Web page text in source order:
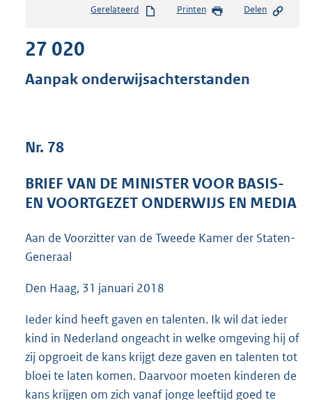
s
s
e
:
4
Gerelateerd Printen Delen
27 020
Aanpak onderwijsachterstanden
Nr. 78
BRIEF VAN DE MINISTER VOOR BASIS-
EN VOORTGEZET ONDERWIJS EN MEDIA
Aan de Voorzitter van de Tweede Kamer der Staten-
Generaal
Den Haag, 31 januari 2018
Ieder kind heeft gaven en talenten. Ik wil dat ieder
kind in Nederland ongeacht in welke omgeving hij of
zij opgroeit de kans krijgt deze gaven en talenten tot
bloei te laten komen. Daarvoor moeten kinderen de
kans krijgen om zich vanaf jonge leeftijd goed te